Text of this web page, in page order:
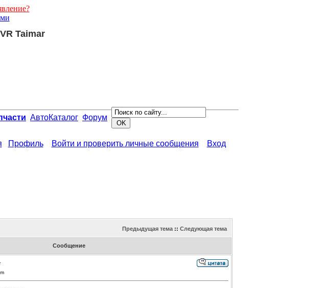
Taimar
АвтоКаталог Форум
Профиль Войти и проверить личные сообщения Вход
Предыдущая тема:: Следующая тема
Сообщение